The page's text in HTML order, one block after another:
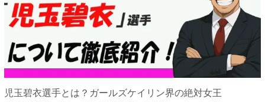
児玉碧衣選手とは？ガールズケイリン界の絶対女王